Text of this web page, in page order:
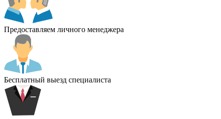
Предоставляем личного менеджера
Бесплатный выезд специалиста